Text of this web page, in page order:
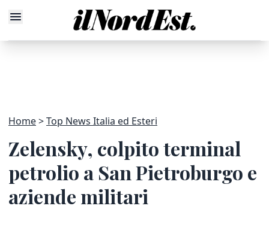
Home Top News Italia ed Esteri
Zelensky, colpito terminal
petrolio a San Pietroburgo e
aziende militari